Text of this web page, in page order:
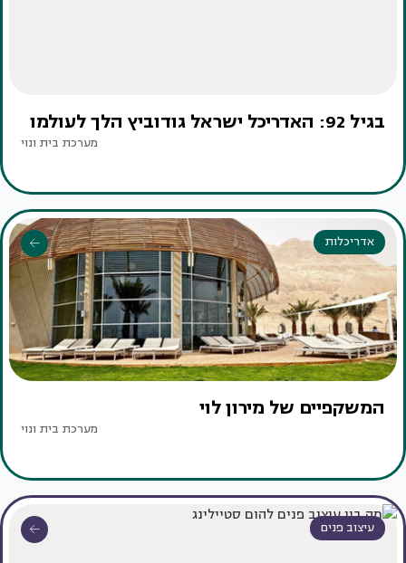
בגיל 92: האדריכל ישראל גודוביץ הלך לעולמו
מערכת בית ונוי
אדריכלות
המשקפיים של מירון לוי
מערכת בית ונוי
עיצוב פנים